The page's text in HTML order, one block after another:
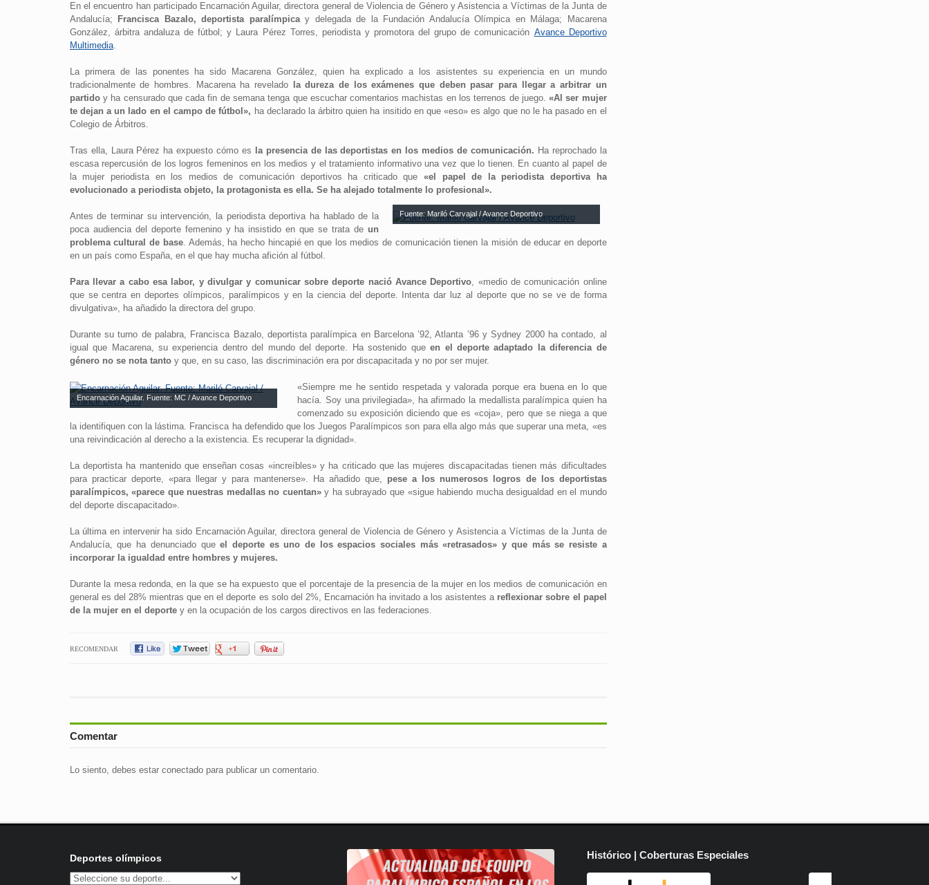
En el encuentro han participado Encarnación Aguilar, directora general de Violencia de Género y Asistencia a Víctimas de la Junta de
Andalucía;
Francisca Bazalo, deportista paralímpicay delegada de la Fundación Andalucía Olímpica en Málaga; Macarena
González, árbitra andaluza de fútbol; y Laura Pérez Torres, periodista y promotora del grupo de comunicación Avance Deportivo
Multimedia.
La primera de las ponentes ha sido Macarena González, quien ha explicado a los asistentes su experiencia en un mundo
tradicionalmente de hombres. Macarena ha revelado
la dureza de los exámenes que deben pasar para llegar a arbitrar un
partidoy ha censurado que cada fin de semana tenga que escuchar comentarios machistas en los terrenos de juego.«Al ser mujer
te dejan a un lado en el campo de fútbol», ha declarado la árbitro quien ha insitido en que «eso» es algo que no le ha pasado en el
Colegio de Árbitros.
Tras ella, Laura Pérez ha expuesto cómo es la presencia de las deportistas en los medios de comunicación. Ha reprochado la
escasa repercusión de los logros femeninos en los medios y el tratamiento informativo una vez que lo tienen. En cuanto al papel de
la mujer periodista en los medios de comunicación deportivos ha criticado que«el papel de la periodista deportiva ha
evolucionado a periodista objeto, la protagonista es ella. Se ha alejado totalmente lo profesional».
Fuente: Mariló Carvajal / Avance Deportivo
Antes de terminar su intervención, la periodista deportiva ha hablado de la
poca audiencia del deporte femenino y ha insistido en que se trata deun
problema cultural de base. Además, ha hecho hincapié en que los medios de comunicación tienen la misión de educar en deporte
en un país como España, en el que hay mucha afición al fútbol.
Para llevar a cabo esa labor, y divulgar y comunicar sobre deporte nació Avance Deportivo, «medio de comunicación online
que se centra en deportes olímpicos, paralímpicos y en la ciencia del deporte. Intenta dar luz al deporte que no se ve de forma
divulgativa», ha añadido la directora del grupo.
Durante su turno de palabra, Francisca Bazalo, deportista paralímpica en Barcelona ’92, Atlanta ’96 y Sydney 2000 ha contado, al
igual que Macarena, su experiencia dentro del mundo del deporte. Ha sostenido queen el deporte adaptado la diferencia de
género no se nota tantoy que, en su caso, las discriminación era por discapacitada y no por ser mujer.
Encarnación Aguilar. Fuente: MC / Avance Deportivo
«Siempre me he sentido respetada y valorada porque era buena en lo que
hacía. Soy una privilegiada», ha afirmado la medallista paralímpica quien ha
comenzado su exposición diciendo que es «coja», pero que se niega a que
la identifiquen con la lástima. Francisca ha defendido que los Juegos Paralímpicos son para ella algo más que superar una meta, «es
una reivindicación al derecho a la existencia. Es recuperar la dignidad».
La deportista ha mantenido que enseñan cosas «increíbles» y ha criticado que las mujeres discapacitadas tienen más dificultades
para practicar deporte, «para llegar y para mantenerse». Ha añadido que, pese a los numerosos logros de los deportistas
paralímpicos, «parece que nuestras medallas no cuentan»y ha subrayado que «sigue habiendo mucha desigualdad en el mundo
del deporte discapacitado».
La última en intervenir ha sido Encarnación Aguilar, directora general de Violencia de Género y Asistencia a Víctimas de la Junta de
Andalucía, que ha denunciado queel deporte es uno de los espacios sociales más «retrasados» y que más se resiste a
incorporar la igualdad entre hombres y mujeres.
Durante la mesa redonda, en la que se ha expuesto que el porcentaje de la presencia de la mujer en los medios de comunicación en
general es del 28% mientras que en el deporte es solo del 2%, Encarnación ha invitado a los asistentes a reflexionar sobre el papel
de la mujer en el deportey en la ocupación de los cargos directivos en las federaciones.
RECOMENDAR
Comentar
Lo siento, debes estar conectadopara publicar un comentario.
Deportes olímpicos Histórico | Coberturas Especiales